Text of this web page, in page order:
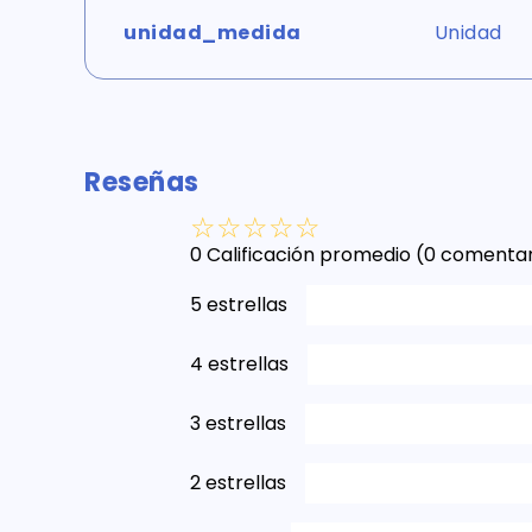
unidad_medida Unidad
Reseñas
☆☆☆☆☆
0 Calificación promedio (0
5 estrellas
4 estrellas
3 estrellas
2 estrellas